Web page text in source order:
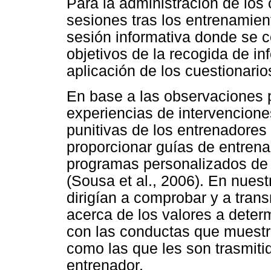
Para la administración de
sesiones tras los
sesión informativa donde se
objetivos de la recogida de
aplicación de los
En base a las
experiencias de
punitivas de los
proporcionar guías de
programas personalizados
(Sousa et al., 2006). En
dirigían a comprobar y a
acerca de los valores a
con las conductas que
como las que les son
entrenador.